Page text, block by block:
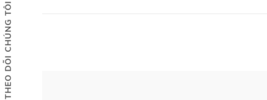
THEO DÕI CHÚNG TÔI